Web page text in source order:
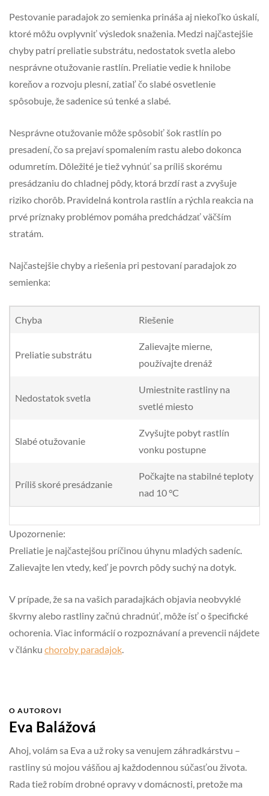
Pestovanie paradajok zo semienka prináša aj niekoľko úskalí,
ktoré môžu ovplyvniť výsledok snaženia. Medzi najčastejšie
chyby patrí preliatie substrátu, nedostatok svetla alebo
nesprávne otužovanie rastlín. Preliatie vedie k hnilobe
koreňov a rozvoju plesní, zatiaľ čo slabé osvetlenie
spôsobuje, že sadenice sú tenké a slabé.
Nesprávne otužovanie môže spôsobiť šok rastlín po
presadení, čo sa prejaví spomalením rastu alebo dokonca
odumretím. Dôležité je tiež vyhnúť sa príliš skorému
presádzaniu do chladnej pôdy, ktorá brzdí rast a zvyšuje
riziko chorôb. Pravidelná kontrola rastlín a rýchla reakcia na
prvé príznaky problémov pomáha predchádzať väčším
stratám.
Najčastejšie chyby a riešenia pri pestovaní paradajok zo
semienka:
Chyba Riešenie
Preliatie substrátu
Zalievajte mierne,
používajte drenáž
Nedostatok svetla
Umiestnite rastliny na
svetlé miesto
Slabé otužovanie
Zvyšujte pobyt rastlín
vonku postupne
Príliš skoré presádzanie
Počkajte na stabilné teploty
nad 10 °C
Upozornenie:
Preliatie je najčastejšou príčinou úhynu mladých sadeníc.
Zalievajte len vtedy, keď je povrch pôdy suchý na dotyk.
V prípade, že sa na vašich paradajkách objavia neobvyklé
škvrny alebo rastliny začnú chradnúť, môže ísť o špecifické
ochorenia. Viac informácií o rozpoznávaní a prevencii nájdete
v článku choroby paradajok.
O AUTOROVI
Eva Balážová
Ahoj, volám sa Eva a už roky sa venujem záhradkárstvu –
rastliny sú mojou vášňou aj každodennou súčasťou života.
Rada tiež robím drobné opravy v domácnosti, pretože ma